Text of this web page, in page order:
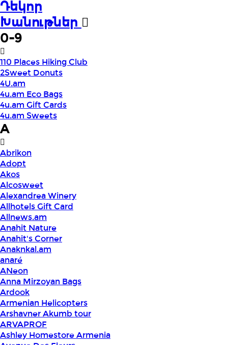
Դեկոր
Խանութներ
0-9
110 Places Hiking Club
2Sweet Donuts
4U.am
4u.am Eco Bags
4u.am Gift Cards
4u.am Sweets
A
Abrikon
Adopt
Akos
Alcosweet
Alexandrea Winery
Allhotels Gift Card
Allnews.am
Anahit Nature
Anahit's Corner
Anaknkal.am
anaré
ANeon
Anna Mirzoyan Bags
Ardook
Armenian Helicopters
Arshavner Akumb tour
ARVAPROF
Ashley Homestore Armenia